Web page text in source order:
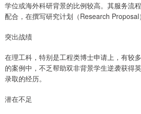
学位或海外科研背景的比例较高。其服务流
配合，在撰写研究计划（Research Proposal
突出战绩
在理工科，特别是工程类博士申请上，有较
的案例中，不乏帮助双非背景学生逆袭获得
录取的经历。
潜在不足